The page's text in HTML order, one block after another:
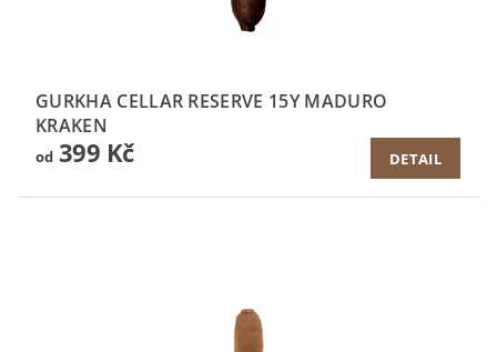
GURKHA CELLAR RESERVE 15Y MADURO
KRAKEN
od399 Kč DETAIL